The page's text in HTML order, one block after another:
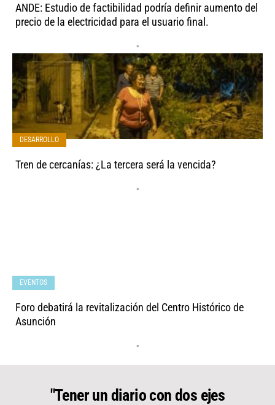
ANDE: Estudio de factibilidad podría definir aumento del
precio de la electricidad para el usuario final.
•
Tren de cercanías: ¿La tercera será la vencida?
•
DESARROLLO
Foro debatirá la revitalización del Centro Histórico de
Asunción
•
EVENTOS
"Tener un diario con dos ejes